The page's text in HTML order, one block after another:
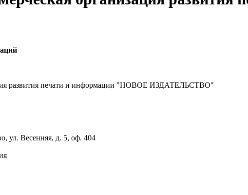
развития печати и информации "НОВОЕ ИЗДАТЕЛЬСТВО"
ул. Весенняя, д. 5, оф. 404